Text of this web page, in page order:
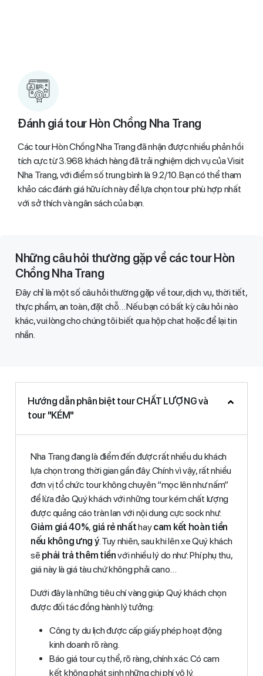
Đánh giá tour Hòn Chồng Nha Trang
Các tour Hòn Chồng Nha Trang đã nhận được nhiều phản hồi
tích cực từ 3.968 khách hàng đã trải nghiệm dịch vụ của Visit
Nha Trang, với điểm số trung bình là 9.2/10. Bạn có thể tham
khảo các đánh giá hữu ích này để lựa chọn tour phù hợp nhất
với sở thích và ngân sách của bạn.
Những câu hỏi thường gặp về các tour Hòn
Chồng Nha Trang
Đây chỉ là một số câu hỏi thường gặp về tour, dịch vụ, thời tiết,
thực phẩm, an toàn, đặt chỗ… Nếu bạn có bất kỳ câu hỏi nào
khác, vui lòng cho chúng tôi biết qua hộp chat hoặc để lại tin
nhắn.​
Hướng dẫn phân biệt tour CHẤT LƯỢNG và
tour "KÉM"
Nha Trang đang là điểm đến được rất nhiều du khách
lựa chọn trong thời gian gần đây. Chính vì vậy, rất nhiều
đơn vị tổ chức tour không chuyên “mọc lên như nấm”
để lừa đảo Quý khách với những tour kém chất lượng
được quảng cáo tràn lan với nội dung cực sock như:
Giảm giá 40%, giá rẻ nhấthaycam kết hoàn tiền
nếu không ưng ý. Tuy nhiên, sau khi lên xe Quý khách
sẽ phải trả thêm tiềnvới nhiều lý do như: Phí phụ thu,
giá này là giá tàu chứ không phải cano…
Dưới đây là những tiêu chí vàng giúp Quý khách chọn
được đối tác đồng hành lý tưởng:
Công ty du lịch được cấp giấy phép hoạt động
kinh doanh rõ ràng.
Báo giá tour cụ thể, rõ ràng, chính xác. Có cam
kết không phát sinh những chi phí vô lý.